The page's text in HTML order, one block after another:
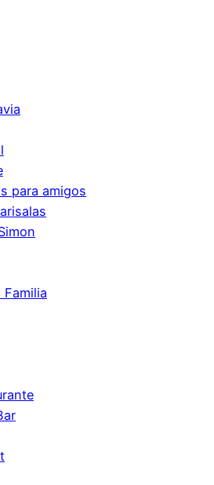
para amigos
Familia